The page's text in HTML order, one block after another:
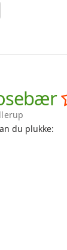
du plukke: